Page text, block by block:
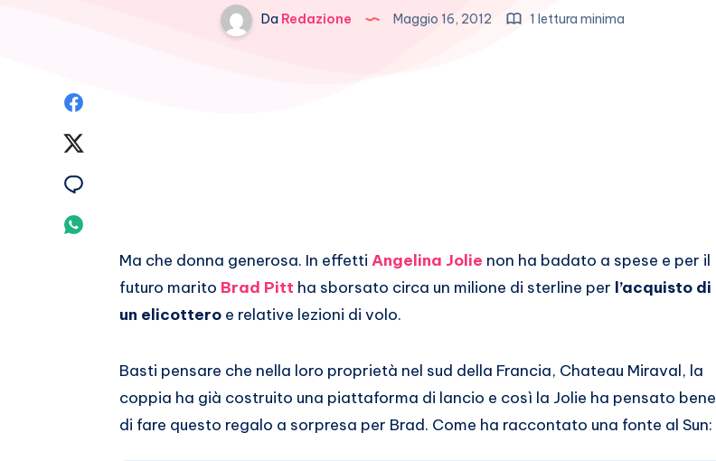
Da Redazione Maggio 16, 2012 1 lettura minima
Email
Whatsapp
Ma che donna generosa. In effetti Angelina Jolie non ha badato a spese e per il
futuro marito Brad Pitt ha sborsato circa un milione di sterline per l’acquisto di
un elicottero e relative lezioni di volo.
Basti pensare che nella loro proprietà nel sud della Francia, Chateau Miraval, la
coppia ha già costruito una piattaforma di lancio e così la Jolie ha pensato bene
di fare questo regalo a sorpresa per Brad. Come ha raccontato una fonte al Sun: